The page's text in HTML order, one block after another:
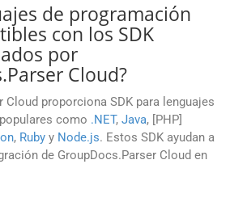
de programación
con los SDK
por
Cloud?
Cloud proporciona SDK para lenguajes
como .NET, Java, [PHP]
, Ruby y Node.js. Estos SDK ayudan a
de GroupDocs.Parser Cloud en